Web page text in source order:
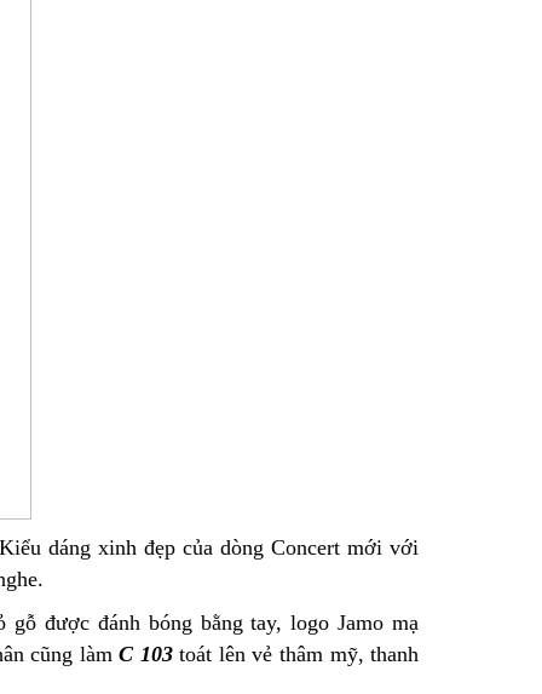
dáng xinh đẹp của dòng Concert mới với
được đánh bóng bằng tay, logo Jamo mạ
cũng làmC 103toát lên vẻ thâm mỹ, thanh